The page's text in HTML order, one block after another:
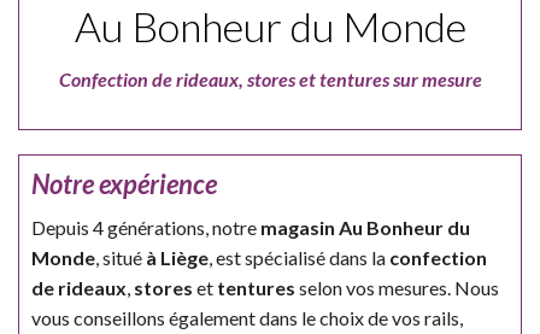
Au Bonheur du Monde
Confection de rideaux, stores et tentures sur mesure
Notre expérience
Depuis 4 générations, notre magasin Au Bonheur du
Monde, situé à Liège, est spécialisé dans la confection
de rideaux, stores et tentures selon vos mesures. Nous
vous conseillons également dans le choix de vos rails,